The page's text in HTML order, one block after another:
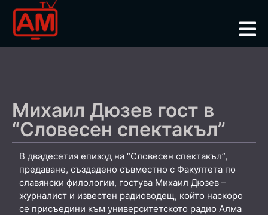
Михаил Дюзев гост в
“Словесен спектакъл”
В двадесетия епизод на “Словесен спектакъл”,
предаване, създадено съвместно с Факултета по
славянски филологии, гостува Михаил Дюзев –
журналист и известен радиоводещ, който наскоро
се присъедини към университетското радио Алма